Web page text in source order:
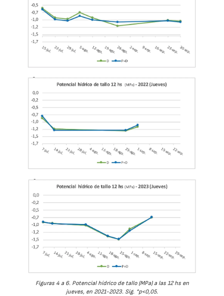
Figuras 4 a 6. Potencial hídrico de tallo (MPa) a las 12 hs en
jueves, en 2021-2023. Sig. *p<0,05.